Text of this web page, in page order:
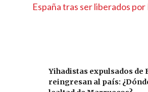
Yihadistas expulsados de
reingresan al país: